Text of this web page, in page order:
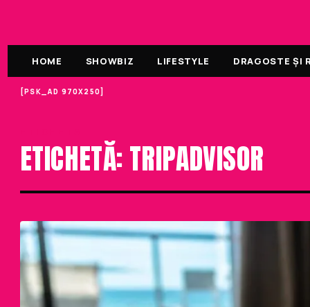
HOME SHOWBIZ LIFESTYLE DRAGOSTE ȘI
[PSK_AD 970X250]
ETICHETĂ: TRIPADVISOR